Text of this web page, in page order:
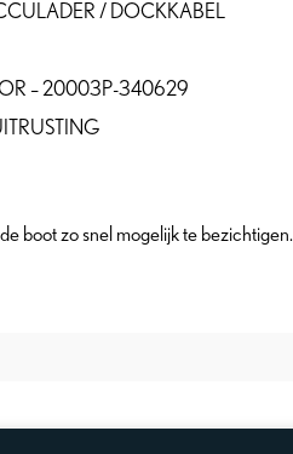
/ DOCKKABEL
– 20003P-340629
boot zo snel mogelijk te bezichtigen.